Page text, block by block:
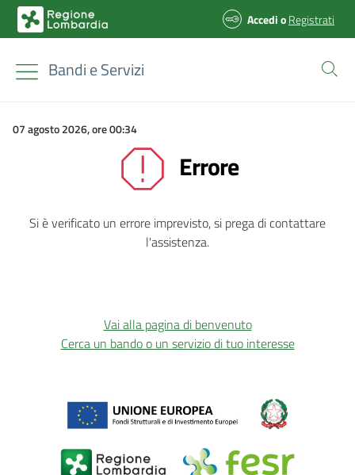
AccedioRegistrati
Bandi e Servizi
07 agosto 2026, ore 00:34
Errore
Si è verificato un errore imprevisto, si prega di contattare
l'assistenza.
Vai alla pagina di benvenuto
Cerca un bando o un servizio di tuo interesse